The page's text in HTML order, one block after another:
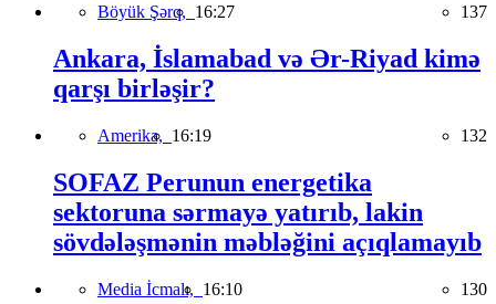
Böyük Şərq, 16:27 137
Ankara, İslamabad və Ər-Riyad kimə
qarşı birləşir?
Amerika, 16:19 132
SOFAZ Perunun energetika
sektoruna sərmayə yatırıb, lakin
sövdələşmənin məbləğini açıqlamayıb
Media İcmalı, 16:10 130